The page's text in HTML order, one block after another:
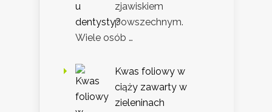
zjawiskiem
powszechnym.
Wiele osób …
Kwas foliowy w
ciąży zawarty w
zieleninach